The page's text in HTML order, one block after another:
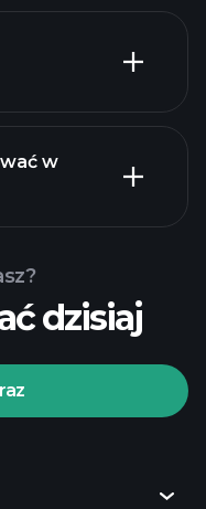
Turniejach
w
dzisiaj